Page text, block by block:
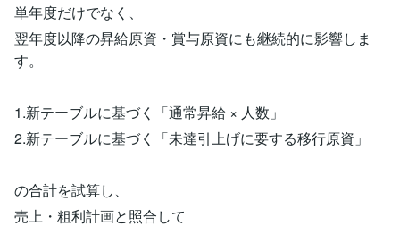
単年度だけでなく、
翌年度以降の昇給原資・賞与原資にも継続的に影響しま
す。
1.新テーブルに基づく「通常昇給 × 人数」
2.新テーブルに基づく「未達引上げに要する移行原資」
の合計を試算し、
売上・粗利計画と照合して